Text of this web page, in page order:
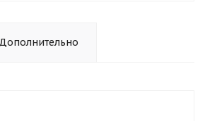
Дополнительно